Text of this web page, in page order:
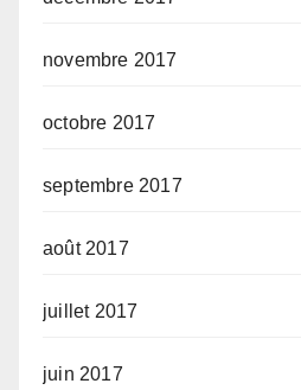
novembre 2017
octobre 2017
septembre 2017
août 2017
juillet 2017
juin 2017